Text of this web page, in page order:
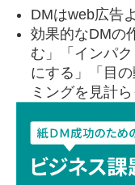
DMはweb広告
効果的なDMの
む」「インパ
にする」「目
ミングを見計